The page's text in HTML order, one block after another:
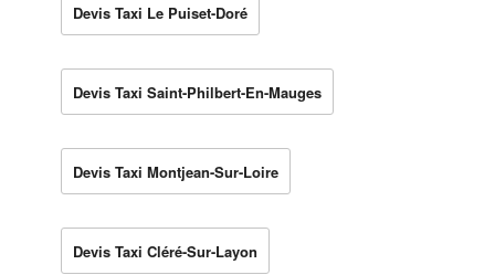
Devis Taxi Le Puiset-Doré
Devis Taxi Saint-Philbert-En-Mauges
Devis Taxi Montjean-Sur-Loire
Devis Taxi Cléré-Sur-Layon